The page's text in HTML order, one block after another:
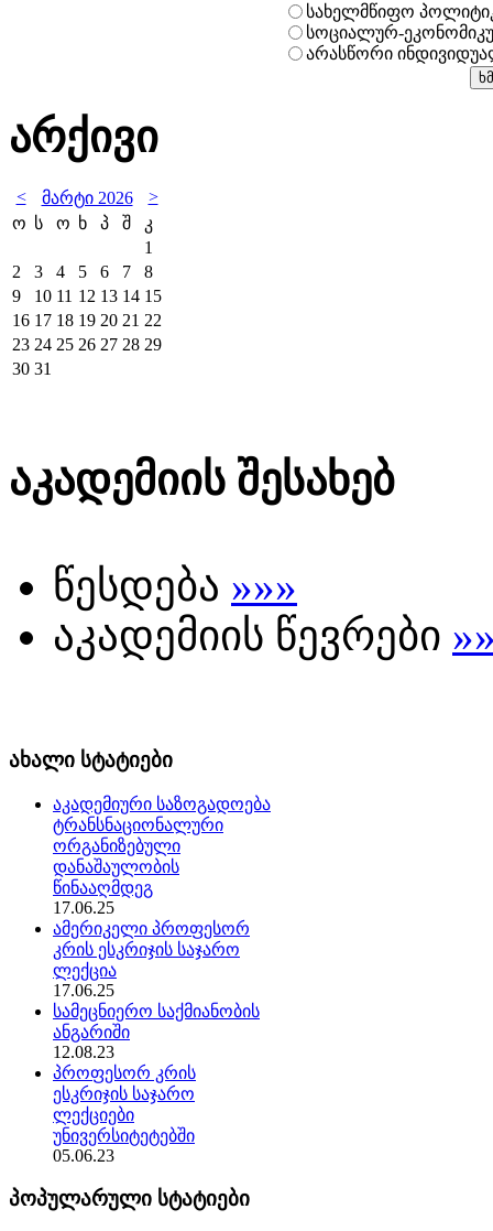
სახელმწიფო
სოციალურ-
არასწორი
არქივი
< მარტი 2026
>
ო ს ო ხ პ შ
კ
1
2
3 4 5 6 7
8
9
10 11 12 13 14 15
16 17 18 19 20 21 22
23 24 25 26 27 28 29
30 31
აკადემიის შესახებ
წესდება »»»
აკადემიის წევრები
ახალი სტატიები
აკადემიური საზოგადოება
ტრანსნაციონალური
ორგანიზებული
დანაშაულობის
წინააღმდეგ
17.06.25
ამერიკელი პროფესორ
კრის ესკრიჯის საჯარო
ლექცია
17.06.25
სამეცნიერო საქმიანობის
ანგარიში
12.08.23
პროფესორ კრის
ესკრიჯის საჯარო
ლექციები
უნივერსიტეტებში
05.06.23
პოპულარული სტატიები